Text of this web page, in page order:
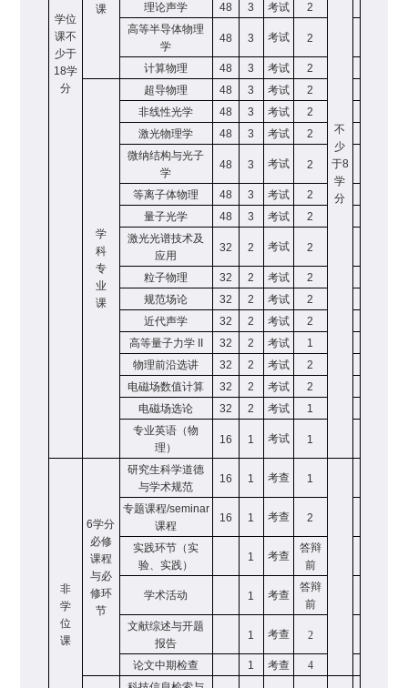
学位
课不
少于
18学
分
课
不
少
于8
学
分
理论声学
48 3 考试
2
高等半导体物理
学
48 3 考试 2
计算物理 48 3 考试 2
学
科
专
业
课
超导物理 48 3 考试
2
非线性光学
48 3 考试
2
激光物理学
48 3 考试
2
微纳结构与光子
学
48 3 考试 2
等离子体物理 48 3 考试
2
量子光学
48 3 考试
2
激光光谱技术及
应用
32 2 考试 2
粒子物理 32 2 考试
2
规范场论
32 2 考试
2
近代声学
32 2 考试
2
高等量子力学II 32 2 考试
1
物理前沿选讲
32 2 考试
2
电磁场数值计算
32 2 考试
2
电磁场选论
32 2 考试
1
专业英语（物
理）
16 1 考试 1
非
学
位
课
6学分
必修
课程
与必
修环
节
研究生科学道德
与学术规范
16 1 考查 1
专题课程/seminar
课程
16 1 考查 2
实践环节（实
验、实践）
1 考查
答辩
前
学术活动 1 考查
答辩
前
文献综述与开题
报告
1 考查 2
论文中期检查 1 考查
4